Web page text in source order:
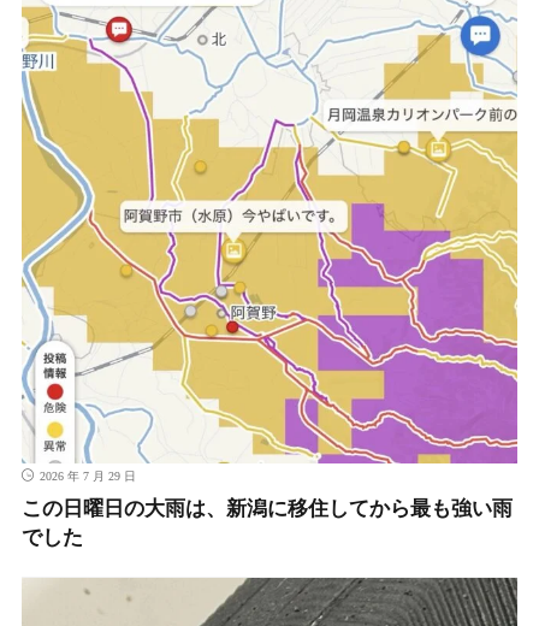
2026 年 7 月 29 日
この日曜日の大雨は、新潟に移住してから最も強い雨
でした